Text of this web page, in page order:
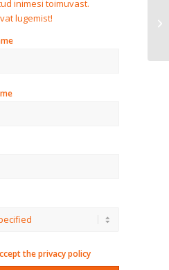
inimesi toimuvast.
lugemist!
the privacy policy